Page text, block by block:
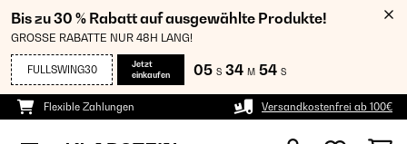
Bis zu 30 % Rabatt auf ausgewählte Produkte!
GROSSE RABATTE NUR 48H LANG!
FULLSWING30
Jetzt
einkaufen
05 S 34 M 53 S
Flexible Zahlungen Versandkostenfrei ab 100€